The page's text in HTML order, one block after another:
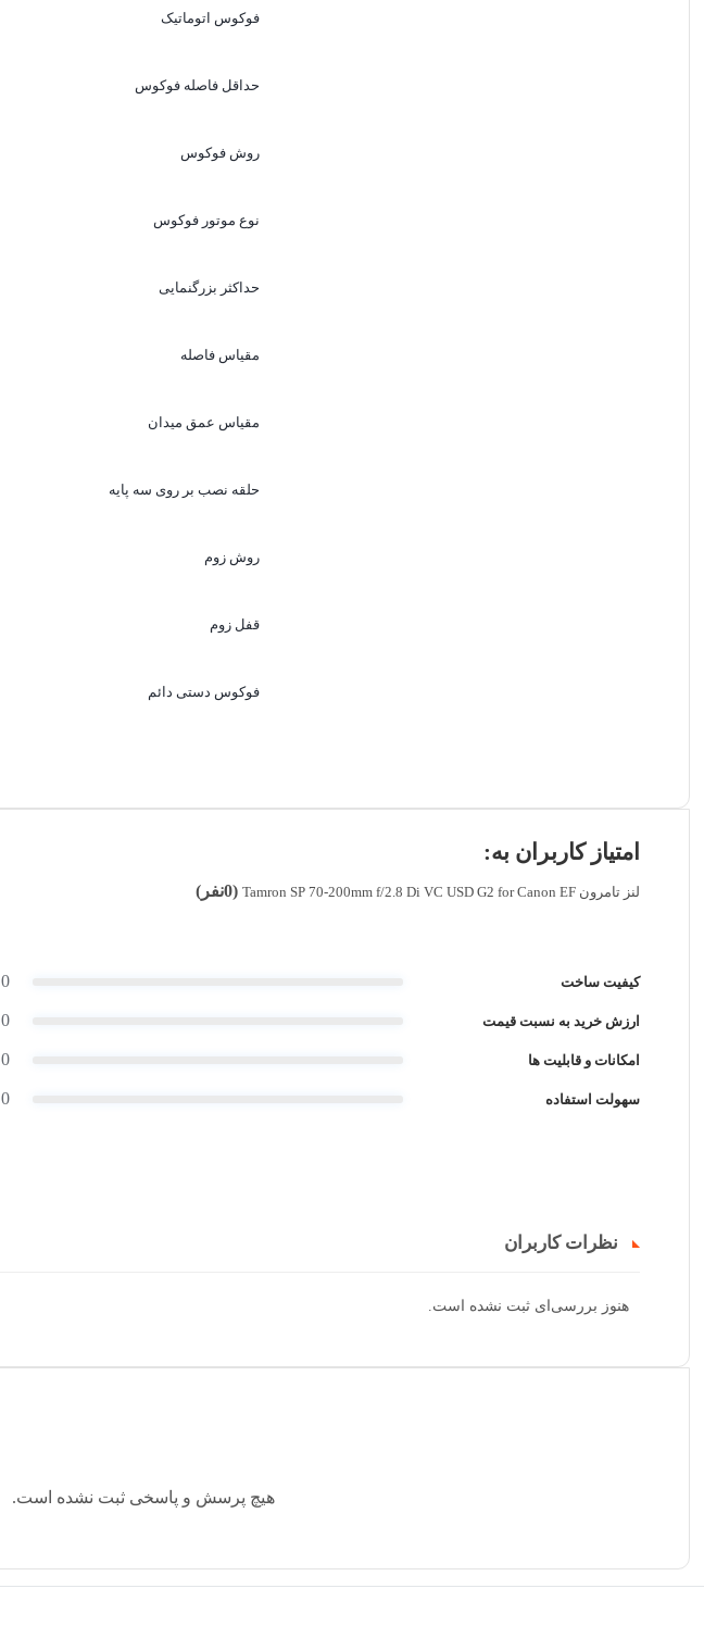
فوکوس اتوماتیک
حداقل فاصله فوکوس
روش فوکوس
نوع موتور فوکوس
حداکثر بزرگنمایی
مقیاس فاصله
مقیاس عمق میدان
حلقه نصب بر روی سه پایه
روش زوم
قفل زوم
فوکوس دستی دائم
امتیاز کاربران به:
لنز تامرون Tamron SP 70-200mm f/2.8 Di VC USD G2 for Canon EF (0نفر)
کیفیت ساخت 0
ارزش خرید به نسبت قیمت 0
امکانات و قابلیت ها 0
سهولت استفاده 0
نظرات کاربران
هنوز بررسی‌ای ثبت نشده است.
هیچ پرسش و پاسخی ثبت نشده است.